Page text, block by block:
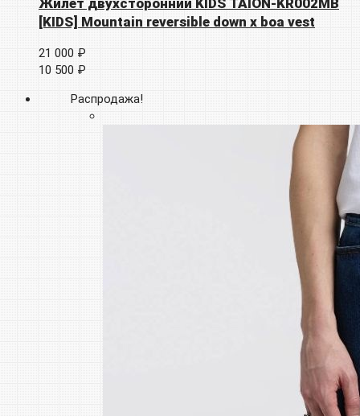
[KIDS] Mountain reversible down x boa vest
21 000 ₽
10 500 ₽
Распродажа!